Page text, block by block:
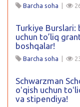
Barcha soha
Turkiye Burslari:
uchun to’liq
boshqalar!
Barcha soha
Schwarzman
oʻqish uchun
va stipendiya!